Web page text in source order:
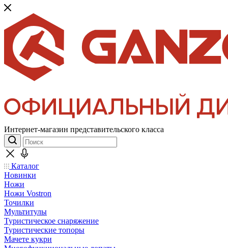
Интернет-магазин представительского класса
Каталог
Новинки
Ножи
Ножи Vostron
Точилки
Мультитулы
Туристическое снаряжение
Туристические топоры
Мачете кукри